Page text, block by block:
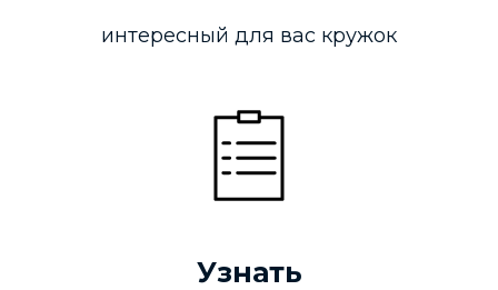
интересный для вас кружок
Узнать